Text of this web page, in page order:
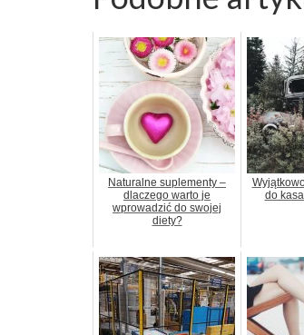
Naturalne suplementy –
dlaczego warto je
wprowadzić do swojej
diety?
do